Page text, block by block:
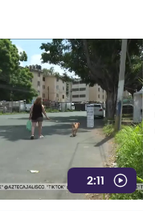
2:11